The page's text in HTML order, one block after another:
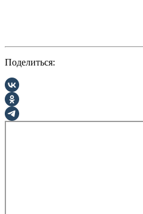
Поделиться: